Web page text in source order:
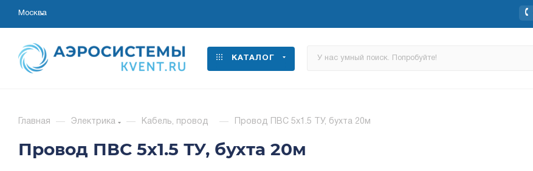
Москва
КАТАЛОГ
Главная — Электрика — Кабель, провод — Провод ПВС 5х1.5 ТУ, бухта 20м
Провод ПВС 5х1.5 ТУ, бухта 20м